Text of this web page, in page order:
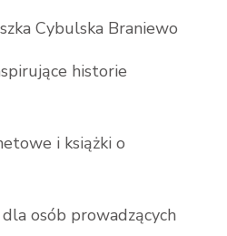
Cybulska Braniewo
historie
i książki o
osób prowadzących